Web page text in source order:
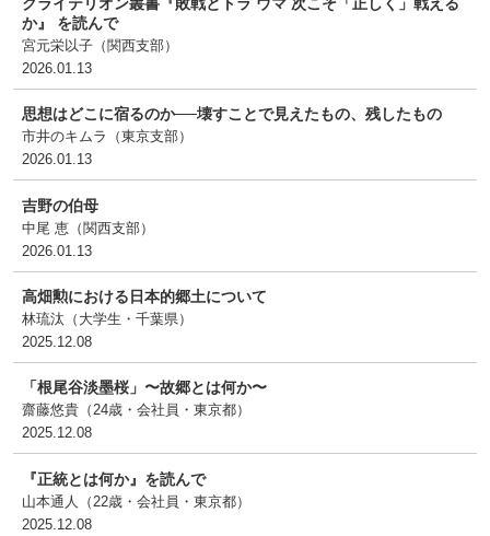
か』 を読んで
宮元栄以子（関西支部）
2026.01.13
思想はどこに宿るのか──壊すことで見えたもの、残したもの
市井のキムラ（東京支部）
2026.01.13
吉野の伯母
中尾 恵（関西支部）
2026.01.13
高畑勲における日本的郷土について
林琉汰（大学生・千葉県）
2025.12.08
「根尾谷淡墨桜」〜故郷とは何か〜
齋藤悠貴（24歳・会社員・東京都）
2025.12.08
『正統とは何か』を読んで
山本通人（22歳・会社員・東京都）
2025.12.08